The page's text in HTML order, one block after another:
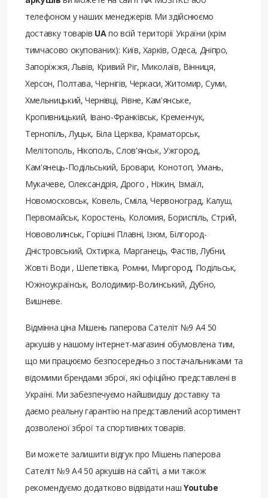
телефоном у наших менеджерів. Ми здійснюємо
доставку товарів UAпо всій території України (крім
тимчасово окупованих): Київ, Харків, Одеса, Дніпро,
Запоріжжя, Львів, Кривий Ріг, Миколаїв, Вінниця,
Херсон, Полтава, Чернігів, Черкаси, Житомир, Суми,
Хмельницький, Чернівці, Рівне, Кам'янське,
Кропивницький, Івано-Франківськ, Кременчук,
Тернопіль, Луцьк, Біла Церква, Краматорськ,
Мелітополь, Нікополь, Слов'янськ, Ужгород,
Кам'янець-Подільський, Бровари, Конотоп, Умань,
Мукачеве, Олександрія, Дрого , Ніжин, Ізмаїл,
Новомосковськ, Ковель, Сміла, Червоноград, Калуш,
Первомайськ, Коростень, Коломия, Бориспіль, Стрий,
Нововолинськ, Горішні Плавні, Ізюм, Білгород-
Дністровський, Охтирка, Марганець, Фастів, Лубни,
Жовті Води , Шепетівка, Ромни, Миргород, Подільськ,
Южноукраїнськ, Володимир-Волинський, Дубно,
Вишневе.
Відмінна ціна Мішень паперова Сателіт №9 А4 50
аркушів у нашому інтернет-магазині обумовлена ​​тим,
що ми працюємо безпосередньо з постачальниками та
відомими брендами зброї, які офіційно представлені в
Україні. Ми забезпечуємо найшвидшу доставку та
даємо реальну гарантію на представлений асортимент
дозволеної зброї та спортивних товарів.
Ви можете залишити відгук про Мішень паперова
Сателіт №9 А4 50 аркушів на сайті, а ми також
рекомендуємо додатково відвідати нашYoutube